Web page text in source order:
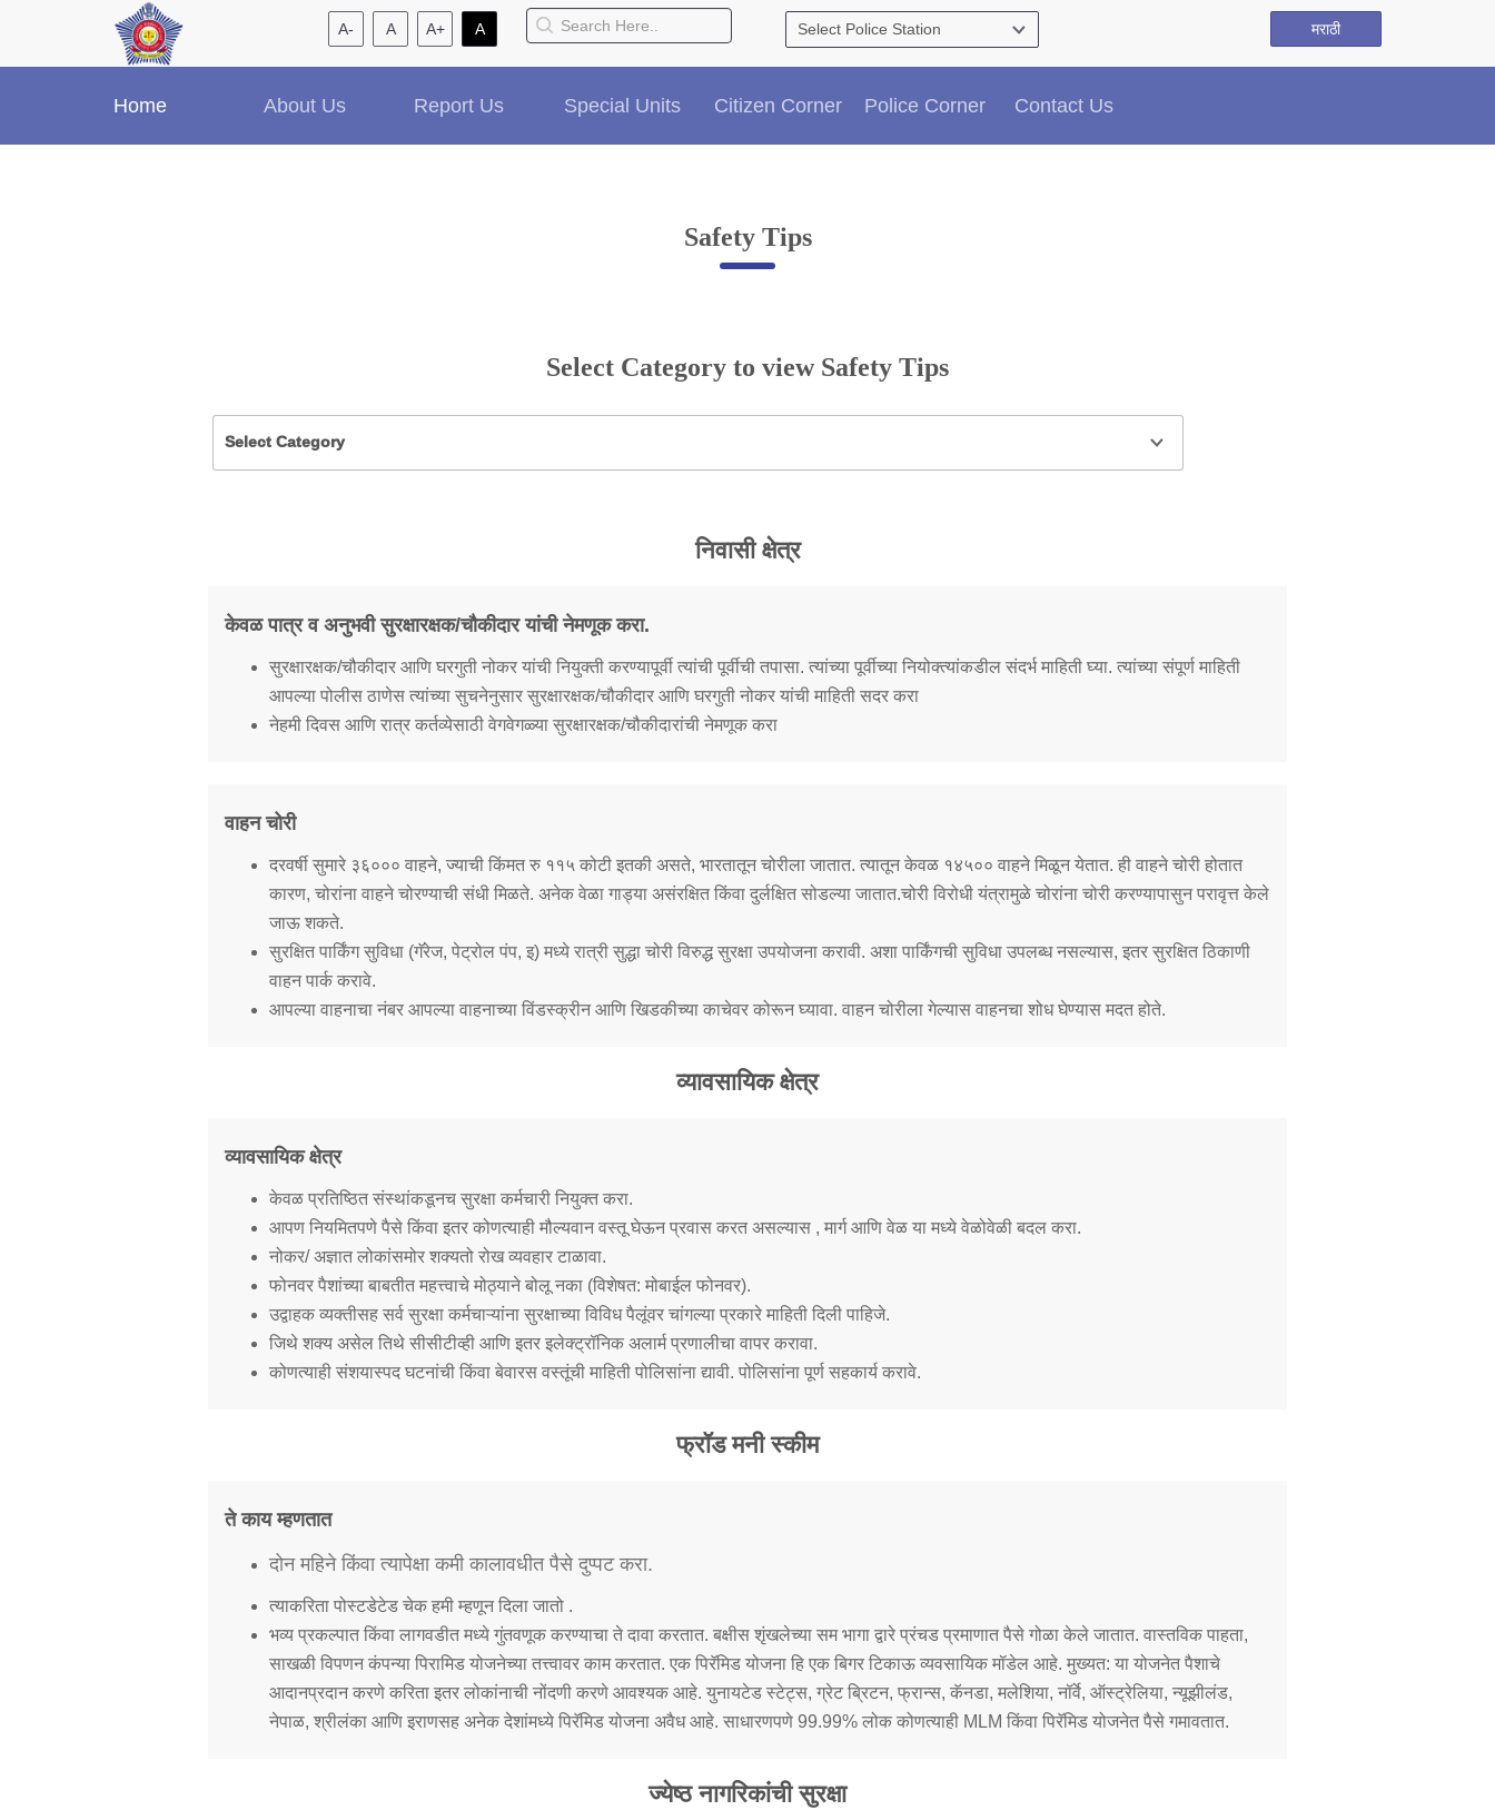
A- A A+ A मराठी
Home About Us Report Us Special Units Citizen Corner Police Corner Contact Us
Safety Tips
Select Category to view Safety Tips
निवासी क्षेत्र
केवळ पात्र व अनुभवी सुरक्षारक्षक/चौकीदार यांची नेमणूक करा.
सुरक्षारक्षक/चौकीदार आणि घरगुती नोकर यांची नियुक्ती करण्यापूर्वी त्यांची पूर्वीची तपासा. त्यांच्या पूर्वीच्या नियोक्त्यांकडील संदर्भ माहिती घ्या. त्यांच्या संपूर्ण माहिती
आपल्या पोलीस ठाणेस त्यांच्या सुचनेनुसार सुरक्षारक्षक/चौकीदार आणि घरगुती नोकर यांची माहिती सदर करा
नेहमी दिवस आणि रात्र कर्तव्येसाठी वेगवेगळ्या सुरक्षारक्षक/चौकीदारांची नेमणूक करा
वाहन चोरी
दरवर्षी सुमारे ३६००० वाहने, ज्याची किंमत रु ११५ कोटी इतकी असते, भारतातून चोरीला जातात. त्यातून केवळ १४५०० वाहने मिळून येतात. ही वाहने चोरी होतात
कारण, चोरांना वाहने चोरण्याची संधी मिळते. अनेक वेळा गाड्या असंरक्षित किंवा दुर्लक्षित सोडल्या जातात.चोरी विरोधी यंत्रामुळे चोरांना चोरी करण्यापासुन परावृत्त केले
जाऊ शकते.
सुरक्षित पार्किंग सुविधा (गॅरेज, पेट्रोल पंप, इ) मध्ये रात्री सुद्धा चोरी विरुद्ध सुरक्षा उपयोजना करावी. अशा पार्किंगची सुविधा उपलब्ध नसल्यास, इतर सुरक्षित ठिकाणी
वाहन पार्क करावे.
आपल्या वाहनाचा नंबर आपल्या वाहनाच्या विंडस्क्रीन आणि खिडकीच्या काचेवर कोरून घ्यावा. वाहन चोरीला गेल्यास वाहनचा शोध घेण्यास मदत होते.
व्यावसायिक क्षेत्र
व्यावसायिक क्षेत्र
केवळ प्रतिष्ठित संस्थांकडूनच सुरक्षा कर्मचारी नियुक्त करा.
आपण नियमितपणे पैसे किंवा इतर कोणत्याही मौल्यवान वस्तू घेऊन प्रवास करत असल्यास , मार्ग आणि वेळ या मध्ये वेळोवेळी बदल करा.
नोकर/ अज्ञात लोकांसमोर शक्यतो रोख व्यवहार टाळावा.
फोनवर पैशांच्या बाबतीत महत्त्वाचे मोठ्याने बोलू नका (विशेषत: मोबाईल फोनवर).
उद्वाहक व्यक्तीसह सर्व सुरक्षा कर्मचाऱ्यांना सुरक्षाच्या विविध पैलूंवर चांगल्या प्रकारे माहिती दिली पाहिजे.
जिथे शक्य असेल तिथे सीसीटीव्ही आणि इतर इलेक्ट्रॉनिक अलार्म प्रणालीचा वापर करावा.
कोणत्याही संशयास्पद घटनांची किंवा बेवारस वस्तूंची माहिती पोलिसांना द्यावी. पोलिसांना पूर्ण सहकार्य करावे.
फ्रॉड मनी स्कीम
ते काय म्हणतात
दोन महिने किंवा त्यापेक्षा कमी कालावधीत पैसे दुप्पट करा.
त्याकरिता पोस्टडेटेड चेक हमी म्हणून दिला जातो .
भव्य प्रकल्पात किंवा लागवडीत मध्ये गुंतवणूक करण्याचा ते दावा करतात. बक्षीस शृंखलेच्या सम भागा द्वारे प्रंचड प्रमाणात पैसे गोळा केले जातात. वास्तविक पाहता,
साखळी विपणन कंपन्या पिरामिड योजनेच्या तत्त्वावर काम करतात. एक पिरॅमिड योजना हि एक बिगर टिकाऊ व्यवसायिक मॉडेल आहे. मुख्यत: या योजनेत पैशाचे
आदानप्रदान करणे करिता इतर लोकांनाची नोंदणी करणे आवश्यक आहे. युनायटेड स्टेट्स, ग्रेट ब्रिटन, फ्रान्स, कॅनडा, मलेशिया, नॉर्वे, ऑस्ट्रेलिया, न्यूझीलंड,
नेपाळ, श्रीलंका आणि इराणसह अनेक देशांमध्ये पिरॅमिड योजना अवैध आहे. साधारणपणे 99.99% लोक कोणत्याही MLM किंवा पिरॅमिड योजनेत पैसे गमावतात.
ज्येष्ठ नागरिकांची सुरक्षा